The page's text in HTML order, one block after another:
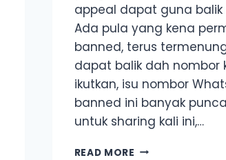
appeal dapat guna balik
Ada pula yang kena
banned, terus
dapat balik dah nombor
ikutkan, isu nombor
banned ini banyak
untuk sharing kali ini,…
READ MORE 5